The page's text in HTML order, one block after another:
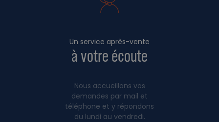
Un service après-vente
à votre écoute
Nous accueillons vos
demandes par mail et
téléphone et y répondons
du lundi au vendredi.